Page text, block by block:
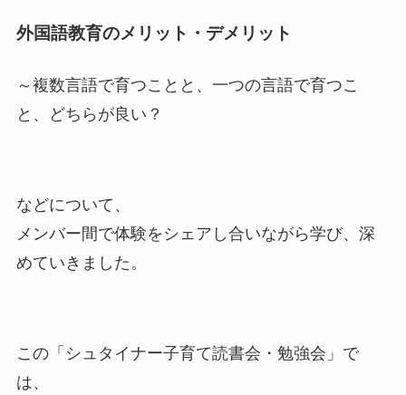
外国語教育のメリット・デメリット
～複数言語で育つことと、一つの言語で育つこ
と、どちらが良い？
などについて、
メンバー間で体験をシェアし合いながら学び、深
めていきました。
この「シュタイナー子育て読書会・勉強会」で
は、